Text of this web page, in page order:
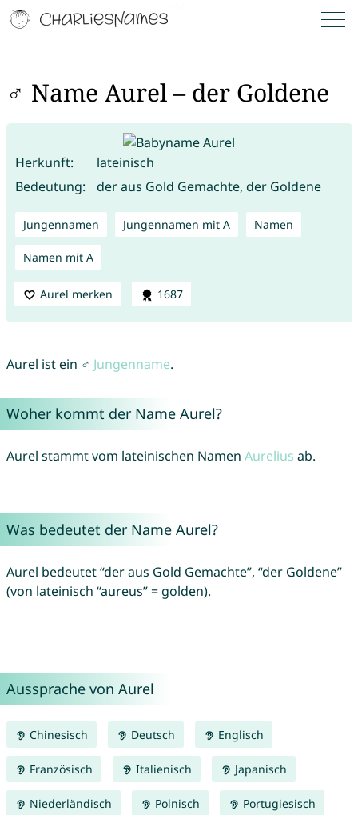
♂ Name Aurel – der Goldene
Herkunft:
lateinisch
Bedeutung:
der aus Gold Gemachte, der Goldene
Jungennamen Jungennamen mit A Namen
Namen mit A
Aurel merken 1687
Aurel ist ein ♂ Jungenname.
Woher kommt der Name Aurel?
Aurel stammt vom lateinischen Namen Aurelius ab.
Was bedeutet der Name Aurel?
Aurel bedeutet “der aus Gold Gemachte”, “der Goldene”
(von lateinisch “aureus” = golden).
Aussprache von Aurel
Chinesisch Deutsch Englisch
Französisch Italienisch Japanisch
Niederländisch Polnisch Portugiesisch